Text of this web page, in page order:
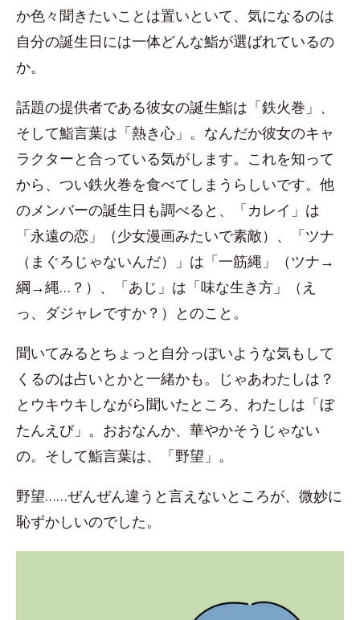
か色々聞きたいことは置いといて、気になるのは
自分の誕生日には一体どんな鮨が選ばれているの
か。
話題の提供者である彼女の誕生鮨は「鉄火巻」、
そして鮨言葉は「熱き心」。なんだか彼女のキャ
ラクターと合っている気がします。これを知って
から、つい鉄火巻を食べてしまうらしいです。他
のメンバーの誕生日も調べると、「カレイ」は
「永遠の恋」（少女漫画みたいで素敵）、「ツナ
（まぐろじゃないんだ）」は「一筋縄」（ツナ→
綱→縄…？）、「あじ」は「味な生き方」（え
っ、ダジャレですか？）とのこと。
聞いてみるとちょっと自分っぽいような気もして
くるのは占いとかと一緒かも。じゃあわたしは？
とウキウキしながら聞いたところ、わたしは「ぼ
たんえび」。おおなんか、華やかそうじゃない
の。そして鮨言葉は、「野望」。
野望……ぜんぜん違うと言えないところが、微妙に
恥ずかしいのでした。